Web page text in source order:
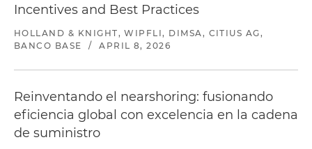
Incentives and Best Practices
HOLLAND & KNIGHT, WIPFLI, DIMSA, CITIUS AG,
BANCO BASE
/ APRIL 8, 2026
Reinventando el nearshoring: fusionando
eficiencia global con excelencia en la cadena
de suministro